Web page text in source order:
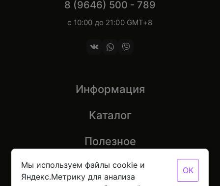
Мы используем файлы cookie и
Яндекс.Метрику для анализа
ОК
8 (9646) 500 - 789
с 10:00 до 21:00 GMT+8
Информация
Каталог
Полезное